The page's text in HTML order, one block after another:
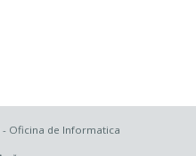
- Oficina de Informatica